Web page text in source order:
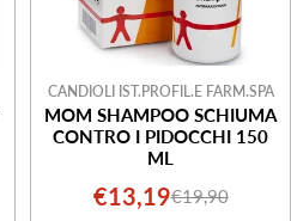
CANDIOLI IST.PROFIL.E FARM.SPA
MOM SHAMPOO SCHIUMA
CONTRO I PIDOCCHI 150
ML
Prezzo
€13,19Prezzo
€19,90